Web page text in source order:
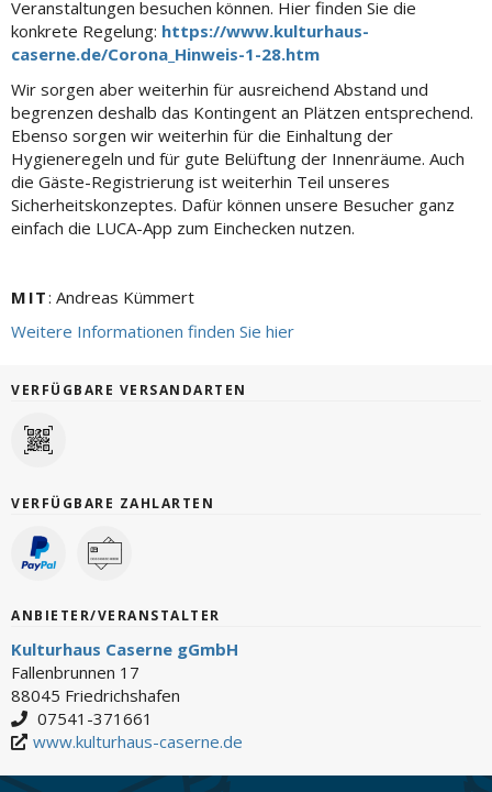
Veranstaltungen besuchen können. Hier finden Sie die
konkrete Regelung: https://www.kulturhaus-
caserne.de/Corona_Hinweis-1-28.htm
Wir sorgen aber weiterhin für ausreichend Abstand und
begrenzen deshalb das Kontingent an Plätzen entsprechend.
Ebenso sorgen wir weiterhin für die Einhaltung der
Hygieneregeln und für gute Belüftung der Innenräume. Auch
die Gäste-Registrierung ist weiterhin Teil unseres
Sicherheitskonzeptes. Dafür können unsere Besucher ganz
einfach die LUCA-App zum Einchecken nutzen.
MIT: Andreas Kümmert
Weitere Informationen finden Sie hier
VERFÜGBARE VERSANDARTEN
VERFÜGBARE ZAHLARTEN
ANBIETER/VERANSTALTER
Kulturhaus Caserne gGmbH
Fallenbrunnen 17
88045 Friedrichshafen
07541-371661
www.kulturhaus-caserne.de